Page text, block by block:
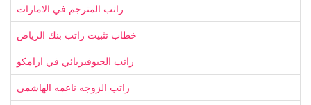
راتب المترجم في الامارات
خطاب تثبيت راتب بنك الرياض
راتب الجيوفيزيائي في ارامكو
راتب الزوجه ناعمه الهاشمي